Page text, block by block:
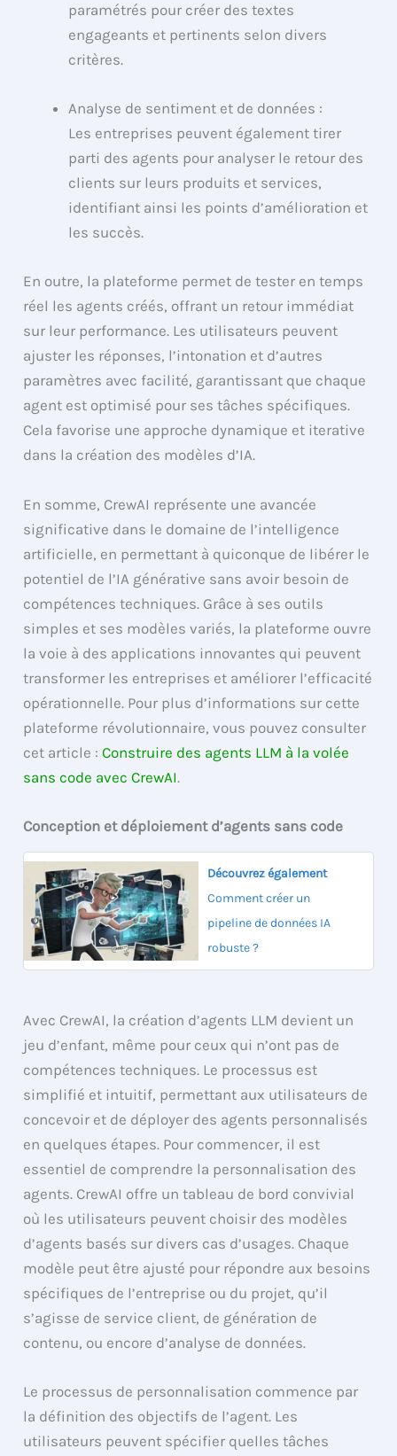
paramétrés pour créer des textes
engageants et pertinents selon divers
critères.
Analyse de sentiment et de données :
Les entreprises peuvent également tirer
parti des agents pour analyser le retour des
clients sur leurs produits et services,
identifiant ainsi les points d’amélioration et
les succès.
En outre, la plateforme permet de tester en temps
réel les agents créés, offrant un retour immédiat
sur leur performance. Les utilisateurs peuvent
ajuster les réponses, l’intonation et d’autres
paramètres avec facilité, garantissant que chaque
agent est optimisé pour ses tâches spécifiques.
Cela favorise une approche dynamique et iterative
dans la création des modèles d’IA.
En somme, CrewAI représente une avancée
significative dans le domaine de l’intelligence
artificielle, en permettant à quiconque de libérer le
potentiel de l’IA générative sans avoir besoin de
compétences techniques. Grâce à ses outils
simples et ses modèles variés, la plateforme ouvre
la voie à des applications innovantes qui peuvent
transformer les entreprises et améliorer l’efficacité
opérationnelle. Pour plus d’informations sur cette
plateforme révolutionnaire, vous pouvez consulter
cet article :Construire des agents LLM à la volée
sans code avec CrewAI.
Conception et déploiement d’agents sans code
Découvrez également
Comment créer un
pipeline de données IA
robuste ?
Avec CrewAI, la création d’agents LLM devient un
jeu d’enfant, même pour ceux qui n’ont pas de
compétences techniques. Le processus est
simplifié et intuitif, permettant aux utilisateurs de
concevoir et de déployer des agents personnalisés
en quelques étapes. Pour commencer, il est
essentiel de comprendre la personnalisation des
agents. CrewAI offre un tableau de bord convivial
où les utilisateurs peuvent choisir des modèles
d’agents basés sur divers cas d’usages. Chaque
modèle peut être ajusté pour répondre aux besoins
spécifiques de l’entreprise ou du projet, qu’il
s’agisse de service client, de génération de
contenu, ou encore d’analyse de données.
Le processus de personnalisation commence par
la définition des objectifs de l’agent. Les
utilisateurs peuvent spécifier quelles tâches